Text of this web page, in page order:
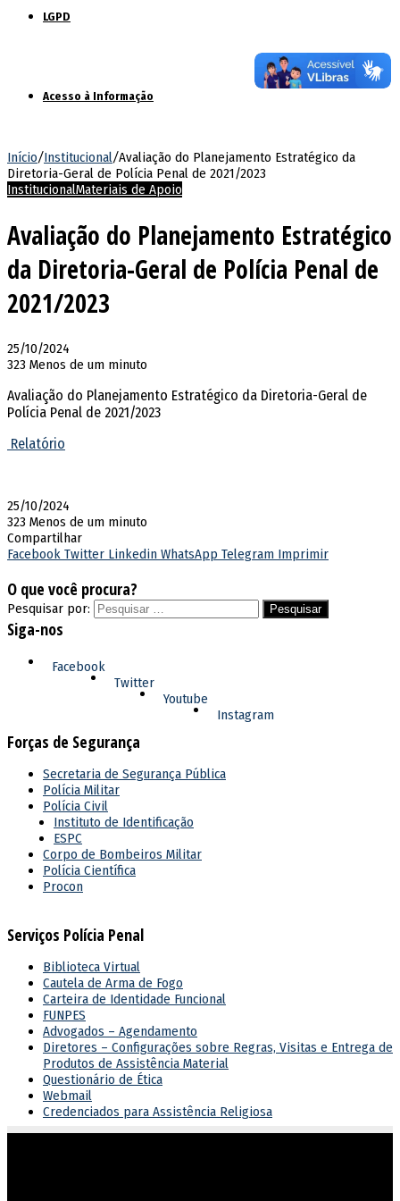
LGPD
Acesso à Informação
Início/Institucional/Avaliação do Planejamento Estratégico da
Diretoria-Geral de Polícia Penal de 2021/2023
InstitucionalMateriais de Apoio
Avaliação do Planejamento Estratégico
da Diretoria-Geral de Polícia Penal de
2021/2023
25/10/2024
323 Menos de um minuto
Avaliação do Planejamento Estratégico da Diretoria-Geral de
Polícia Penal de 2021/2023
Relatório
25/10/2024
323 Menos de um minuto
Compartilhar
Facebook Twitter Linkedin WhatsApp Telegram Imprimir
O que você procura?
Pesquisar por:
Siga-nos
Facebook
Twitter
Youtube
Instagram
Forças de Segurança
Secretaria de Segurança Pública
Polícia Militar
Polícia Civil
Instituto de Identificação
ESPC
Corpo de Bombeiros Militar
Polícia Científica
Procon
Serviços Polícia Penal
Biblioteca Virtual
Cautela de Arma de Fogo
Carteira de Identidade Funcional
FUNPES
Advogados – Agendamento
Diretores – Configurações sobre Regras, Visitas e Entrega de
Produtos de Assistência Material
Questionário de Ética
Webmail
Credenciados para Assistência Religiosa